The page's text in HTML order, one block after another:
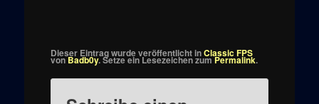
Dieser Eintrag wurde veröffentlicht inClassic FPS
vonBadb0y. Setze ein Lesezeichen zumPermalink.